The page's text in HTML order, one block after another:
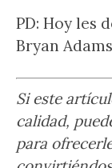
PD: Hoy les
Bryan Adams
Si este
calidad,
para